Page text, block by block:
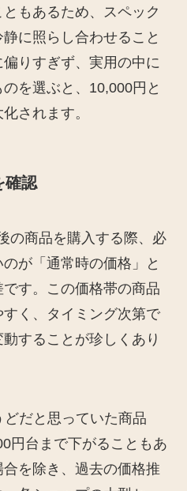
もあるため、スペック
に照らし合わせること
りすぎず、実用の中に
を選ぶと、10,000円と
されます。
確認
の商品を購入する際、必
が「通常時の価格」と
です。この価格帯の商品
く、タイミング次第で
することが珍しくあり
だと思っていた商品
円台まで下がることもあ
を除き、過去の価格推